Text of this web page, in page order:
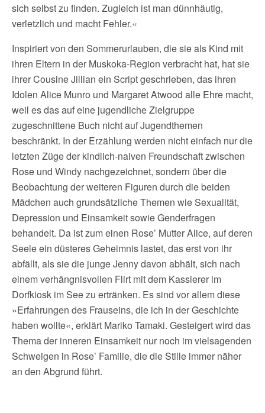
sich selbst zu finden. Zugleich ist man dünnhäutig,
verletzlich und macht Fehler.«
Inspiriert von den Sommerurlauben, die sie als Kind mit
ihren Eltern in der Muskoka-Region verbracht hat, hat sie
ihrer Cousine Jillian ein Script geschrieben, das ihren
Idolen Alice Munro und Margaret Atwood alle Ehre macht,
weil es das auf eine jugendliche Zielgruppe
zugeschnittene Buch nicht auf Jugendthemen
beschränkt. In der Erzählung werden nicht einfach nur die
letzten Züge der kindlich-naiven Freundschaft zwischen
Rose und Windy nachgezeichnet, sondern über die
Beobachtung der weiteren Figuren durch die beiden
Mädchen auch grundsätzliche Themen wie Sexualität,
Depression und Einsamkeit sowie Genderfragen
behandelt. Da ist zum einen Rose’ Mutter Alice, auf deren
Seele ein düsteres Geheimnis lastet, das erst von ihr
abfällt, als sie die junge Jenny davon abhält, sich nach
einem verhängnisvollen Flirt mit dem Kassierer im
Dorfkiosk im See zu ertränken. Es sind vor allem diese
»Erfahrungen des Frauseins, die ich in der Geschichte
haben wollte«, erklärt Mariko Tamaki. Gesteigert wird das
Thema der inneren Einsamkeit nur noch im vielsagenden
Schweigen in Rose’ Familie, die die Stille immer näher
an den Abgrund führt.